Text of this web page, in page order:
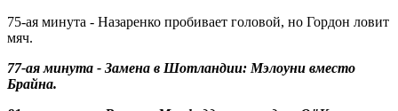
75-ая минута - Назаренко пробивает головой, но Гордон ловит
мяч.
77-ая минута - Замена в Шотландии: Мэлоуни вместо
Брайна.